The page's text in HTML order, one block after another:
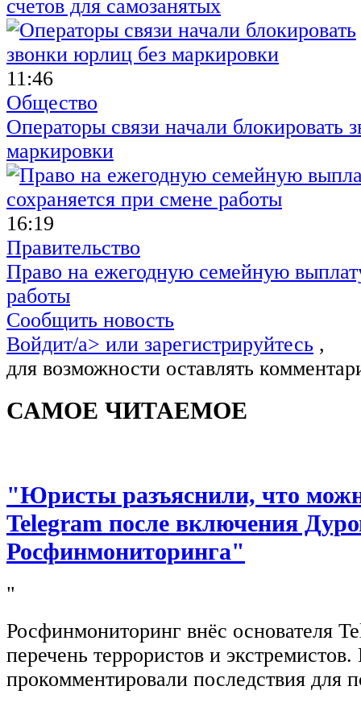
счетов для самозанятых
11:46
Общество
Операторы связи начали блокировать
маркировки
16:19
Правительство
Право на ежегодную семейную
работы
Сообщить новость
Войдит/a> или зарегистрируйтесь ,
для возможности оставлять
САМОЕ ЧИТАЕМОЕ
"Юристы разъяснили, что
Telegram после включения
Росфинмониторинга"
"
Росфинмониторинг внёс основателя
перечень террористов и
прокомментировали последствия для